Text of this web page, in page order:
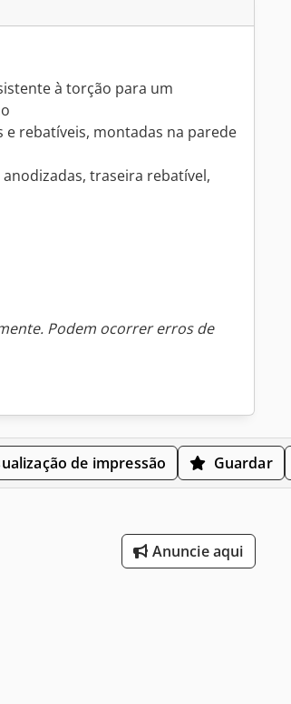
à torção para um
rebatíveis, montadas na parede
traseira rebatível,
Podem ocorrer erros de
de impressão Guardar
Anuncie aqui